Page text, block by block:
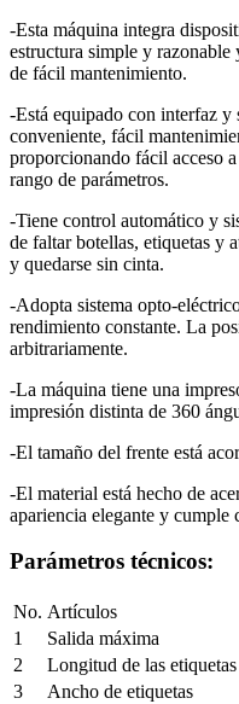
-Esta máquina integra
estructura simple y
de fácil mantenimiento.
-Está equipado con interfaz
conveniente, fácil
proporcionando fácil acceso
rango de parámetros.
-Tiene control automático y
de faltar botellas, etiquetas y
y quedarse sin cinta.
-Adopta sistema opto-
rendimiento constante. La
arbitrariamente.
-La máquina tiene una
impresión distinta de 360
-El tamaño del frente está
-El material está hecho de
apariencia elegante y cumple
Parámetros técnicos:
No. Artículos
1
Salida máxima
2
Longitud de las etiquetas
3
Ancho de etiquetas